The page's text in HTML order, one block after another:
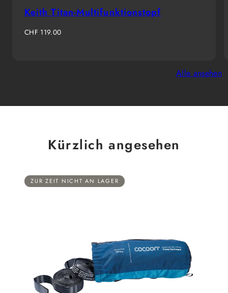
Keith Titan-Multifunktionstopf
Regulärer
CHF 119.00
Alle ansehen
Kürzlich angesehen
ZUR ZEIT NICHT AN LAGER